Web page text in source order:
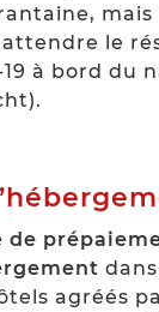
mais
attendre le
à bord du
de
agréés